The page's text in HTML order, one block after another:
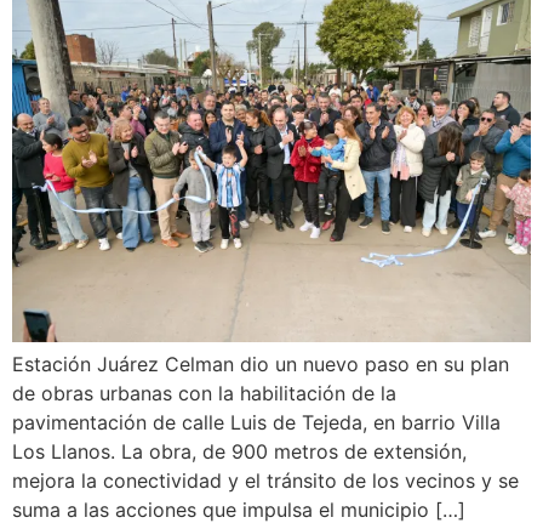
Estación Juárez Celman dio un nuevo paso en su plan
de obras urbanas con la habilitación de la
pavimentación de calle Luis de Tejeda, en barrio Villa
Los Llanos. La obra, de 900 metros de extensión,
mejora la conectividad y el tránsito de los vecinos y se
suma a las acciones que impulsa el municipio […]